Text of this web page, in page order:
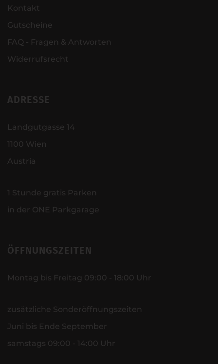
Kontakt
Gutscheine
FAQ - Fragen & Antworten
Widerrufsrecht
ADRESSE
Landgutgasse 14
1100 Wien
Austria
1 Stunde gratis Parken
in der ONE Parkgarage
ÖFFNUNGSZEITEN
Montag bis Freitag 09:00 - 18:00 Uhr
zusätzliche Sonderöffnungszeiten
Juni bis Ende September
samstags 09:00 - 14:00 Uhr